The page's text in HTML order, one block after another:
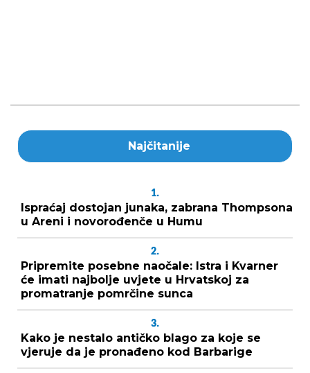
Najčitanije
1.
Ispraćaj dostojan junaka, zabrana Thompsona
u Areni i novorođenče u Humu
2.
Pripremite posebne naočale: Istra i Kvarner
će imati najbolje uvjete u Hrvatskoj za
promatranje pomrčine sunca
3.
Kako je nestalo antičko blago za koje se
vjeruje da je pronađeno kod Barbarige